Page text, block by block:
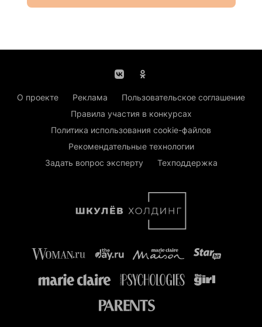
О проекте Реклама
Пользовательское соглашение
Правила участия в конкурсах
Политика использования cookie-файлов
Рекомендательные технологии
Задать вопрос эксперту
Техподдержка